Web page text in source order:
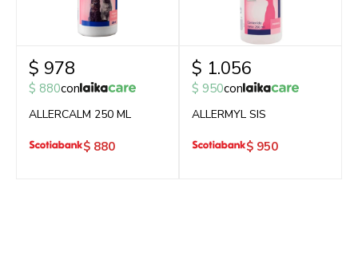
$ 978
$ 880con
ALLERCALM 250 ML
$ 880
$ 1.056
$ 950con
ALLERMYL SIS
$ 950